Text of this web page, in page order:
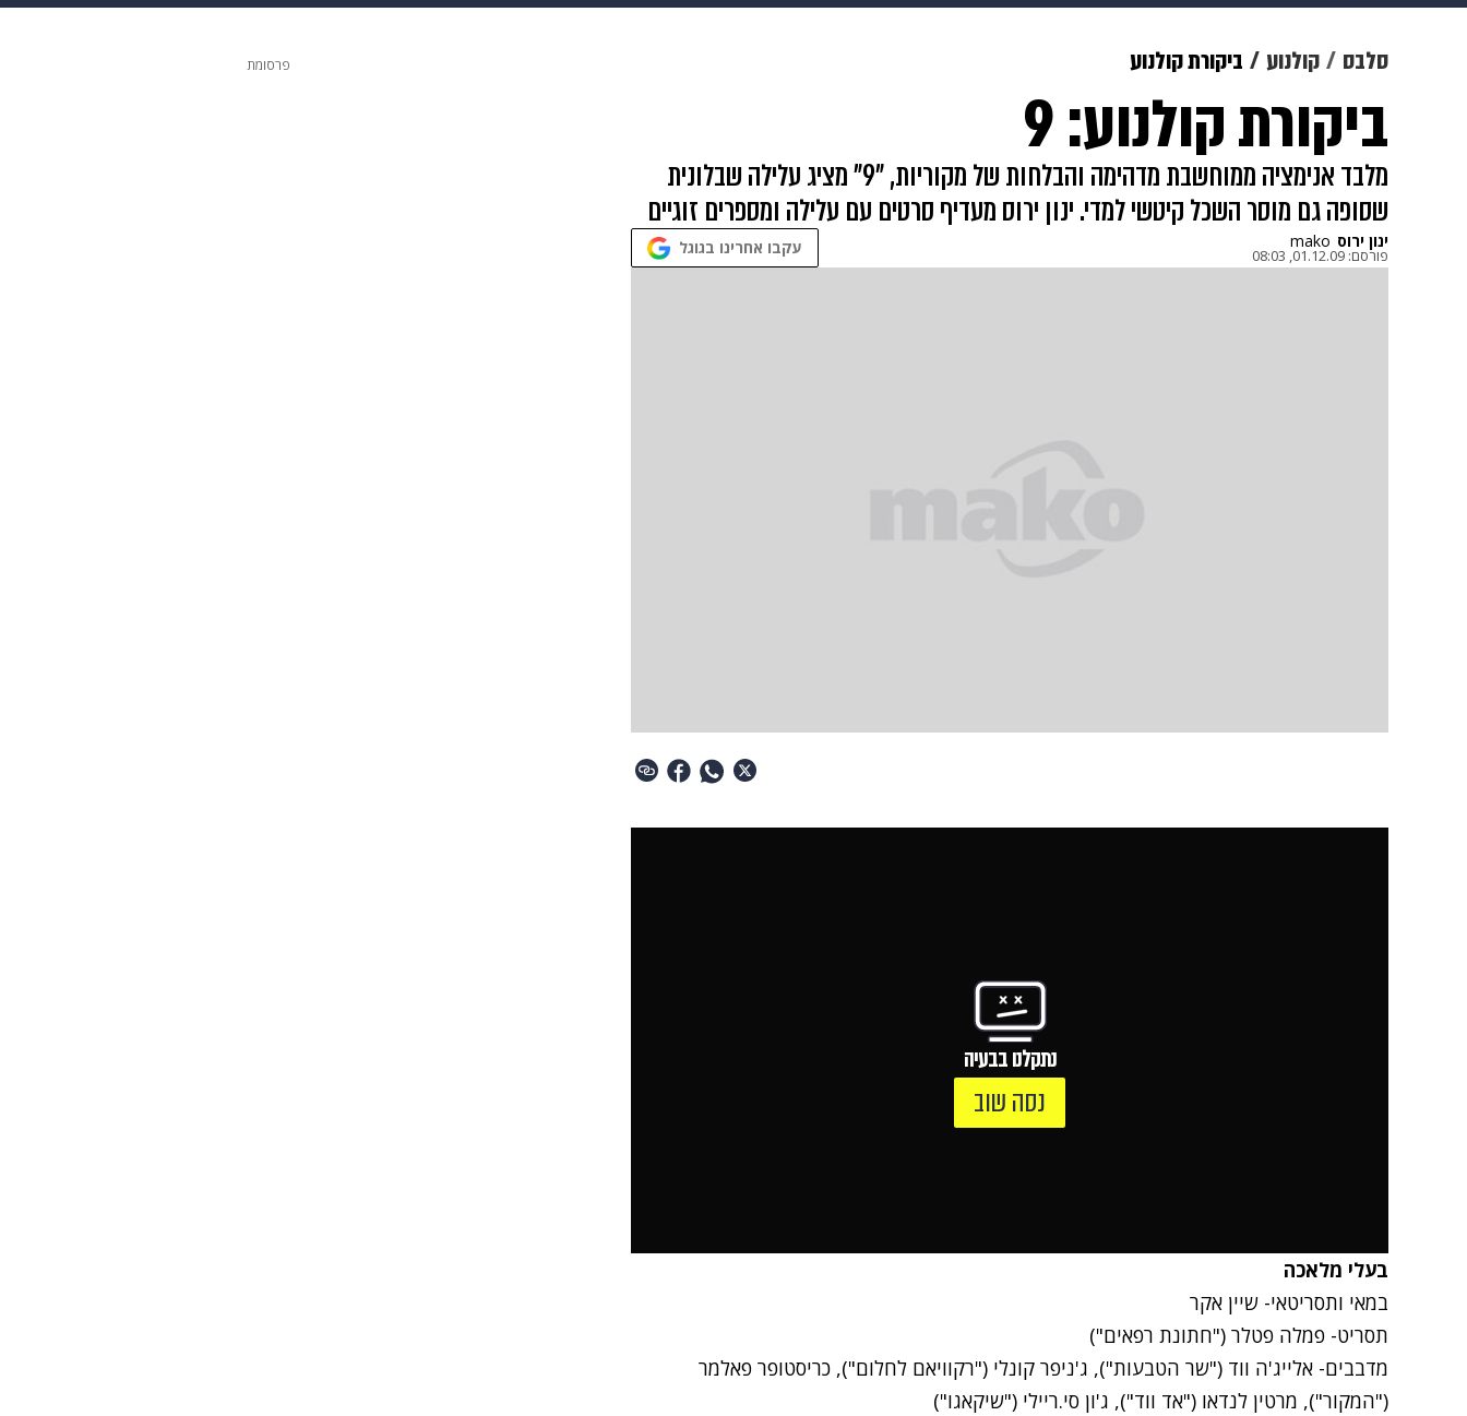
צבא וביטחון makoZ
ויוה משפט תשעה חודשים
סלבס קולנוע ביקורת קולנוע
ביקורת קולנוע: 9
מלבד אנימציה ממוחשבת מדהימה והבלחות של מקוריות, "9" מציג עלילה שבלונית
שסופה גם מוסר השכל קיטשי למדי. ינון ירוס מעדיף סרטים עם עלילה ומספרים זוגיים
ינון ירוס mako
פורסם: 01.12.09, 08:03 עקבו אחרינו בגוגל
נתקלנו בבעיה
נסה שוב
בעלי מלאכה
במאי ותסריטאי- שיין אקר
תסריט- פמלה פטלר ("חתונת רפאים")
מדבבים- אלייג'ה ווד ("שר הטבעות"), ג'ניפר קונלי ("רקוויאם לחלום"), כריסטופר פאלמר
("המקור"), מרטין לנדאו ("אד ווד"), ג'ון סי.ריילי ("שיקאגו")
פרסומת